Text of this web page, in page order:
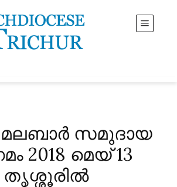
സമുദായ
2018 മെയ് 13
തൃശ്ശൂരിൽ